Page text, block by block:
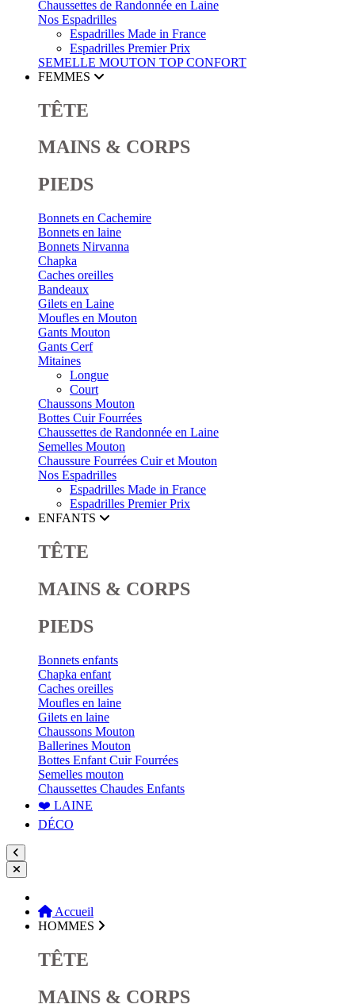
Chaussettes de Randonnée en Laine
Nos Espadrilles
Espadrilles Made in France
Espadrilles Premier Prix
SEMELLE MOUTON TOP CONFORT
FEMMES
TÊTE
MAINS & CORPS
PIEDS
Bonnets en Cachemire
Bonnets en laine
Bonnets Nirvanna
Chapka
Caches oreilles
Bandeaux
Gilets en Laine
Moufles en Mouton
Gants Mouton
Gants Cerf
Mitaines
Longue
Court
Chaussons Mouton
Bottes Cuir Fourrées
Chaussettes de Randonnée en Laine
Semelles Mouton
Chaussure Fourrées Cuir et Mouton
Nos Espadrilles
Espadrilles Made in France
Espadrilles Premier Prix
ENFANTS
TÊTE
MAINS & CORPS
PIEDS
Bonnets enfants
Chapka enfant
Caches oreilles
Moufles en laine
Gilets en laine
Chaussons Mouton
Ballerines Mouton
Bottes Enfant Cuir Fourrées
Semelles mouton
Chaussettes Chaudes Enfants
❤️ LAINE
DÉCO
Accueil
HOMMES
TÊTE
MAINS & CORPS